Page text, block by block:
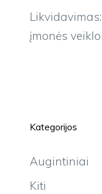
įmonės
Kategorijos
Augintiniai
Kiti